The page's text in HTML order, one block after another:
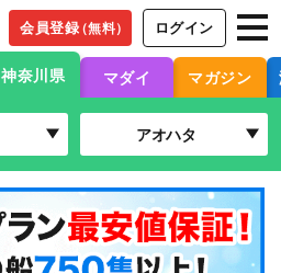
会員登録（無料） ログイン
神奈川県 マダイ マガジン
アオハタ